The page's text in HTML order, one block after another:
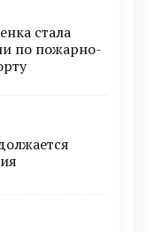
стала
по пожарно-